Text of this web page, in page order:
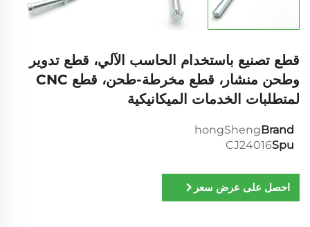
قطع تصنيع باستخدام الحاسب الآلي، قطع تدوير
وطحن منشار، قطع مخرطة-طحن، قطع CNC
لمتطلبات الخدمات الميكانيكية
Brand
hongSheng
Spu
CJ24016
احصل على عرض سعر